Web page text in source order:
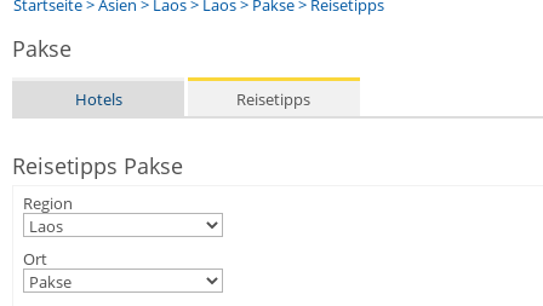
Startseite>Asien > Laos> Laos> Pakse> Reisetipps
Pakse
Hotels Reisetipps
Reisetipps Pakse
Region
Ort